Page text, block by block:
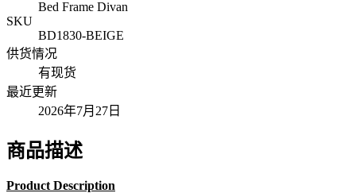
Bed Frame Divan
SKU
BD1830-BEIGE
供货情况
有现货
最近更新
2026年7月27日
商品描述
Product Description